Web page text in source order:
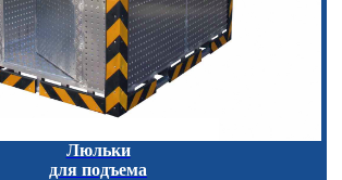
Люльки
для подъема